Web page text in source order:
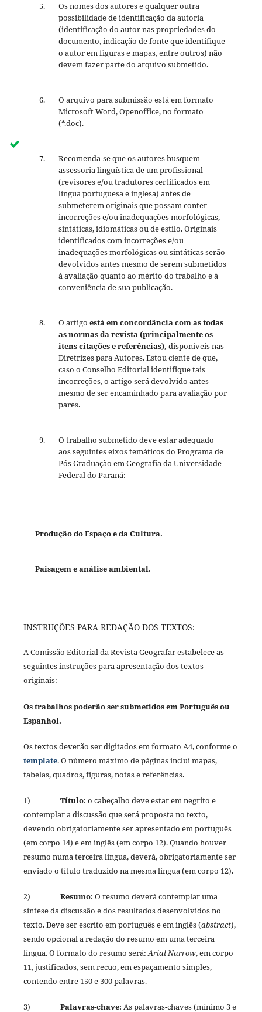
Os nomes dos autores e qualquer outra
possibilidade de identificação da autoria
(identificação do autor nas propriedades do
documento, indicação de fonte que identifique
o autor em figuras e mapas, entre outros) não
devem fazer parte do arquivo submetido.
O arquivo para submissão está em formato
Microsoft Word, Openoffice, no formato
(*.doc).
Recomenda-se que os autores busquem
assessoria linguística de um profissional
(revisores e/ou tradutores certificados em
língua portuguesa e inglesa) antes de
submeterem originais que possam conter
incorreções e/ou inadequações morfológicas,
sintáticas, idiomáticas ou de estilo. Originais
identificados com incorreções e/ou
inadequações morfológicas ou sintáticas serão
devolvidos antes mesmo de serem submetidos
à avaliação quanto ao mérito do trabalho e à
conveniência de sua publicação.
O artigo está em concordância com as todas
as normas da revista(principalmente os
itens citações e referências), disponíveis nas
Diretrizes para Autores. Estou ciente de que,
caso o Conselho Editorial identifique tais
incorreções, o artigo será devolvido antes
mesmo de ser encaminhado para avaliação por
pares.
O trabalho submetido deve estar adequado
aos seguintes eixos temáticos do Programa de
Pós Graduação em Geografia da Universidade
Federal do Paraná:
Produção do Espaço e da Cultura.
Paisagem e análise ambiental.
INSTRUÇÕES PARA REDAÇÃO DOS TEXTOS:
A Comissão Editorial da Revista Geografar estabelece as
seguintes instruções para apresentação dos textos
originais:
Os trabalhos poderão ser submetidos em Português ou
Espanhol.
Os textos deverão ser digitados em formato A4, conforme o
template. O número máximo de páginas inclui mapas,
tabelas, quadros, figuras, notas e referências.
1) Título: o cabeçalho deve estar em negrito e
contemplar a discussão que será proposta no texto,
devendo obrigatoriamente ser apresentado em português
(em corpo 14) e em inglês (em corpo 12). Quando houver
resumo numa terceira língua, deverá, obrigatoriamente ser
enviado o título traduzido na mesma língua (em corpo 12).
2) Resumo: O resumo deverá contemplar uma
síntese da discussão e dos resultados desenvolvidos no
texto. Deve ser escrito em português e em inglês (abstract),
sendo opcional a redação do resumo em uma terceira
língua. O formato do resumo será: Arial Narrow, em corpo
11, justificados, sem recuo, em espaçamento simples,
contendo entre 150 e 300 palavras.
3) Palavras-chave: As palavras-chaves (mínimo 3 e